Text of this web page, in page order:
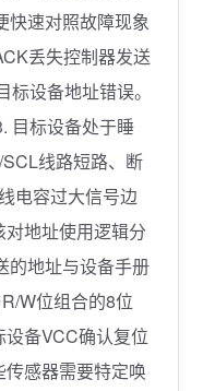
快速对照故障现象
丢失控制器发送
设备地址错误。
目标设备处于睡
线路短路、断
电容过大信号边
地址使用逻辑分
的地址与设备手册
W位组合的8位
备VCC确认复位
感器需要特定唤